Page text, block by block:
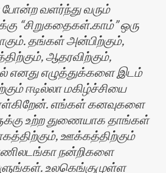
வளர்ந்து வரும்
“சிறுகதைகள்.காம்” ஒரு
தங்கள் அன்பிற்கும்,
ஆதரவிற்கும்,
எழுத்துக்களை இடம்
ஈடில்லா மகிழ்ச்சியை
எங்கள் கனவுகளை
உற்ற துணையாக தாங்கள்
ஊக்கத்திற்கும்
நன்றிகளை
உலகெங்குமுள்ள